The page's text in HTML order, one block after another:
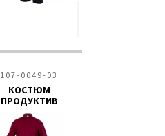
107-0049-03
КОСТЮМ
ПРОДУКТИВ